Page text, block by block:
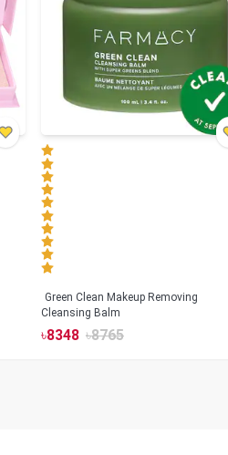
Green Clean Makeup Removing
Cleansing Balm
৳8348 ৳8765